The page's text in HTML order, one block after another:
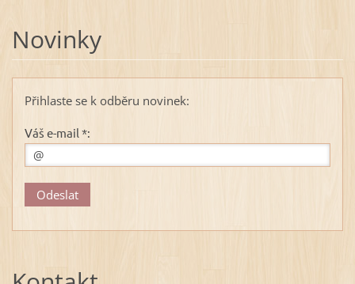
Novinky
Přihlaste se k odběru novinek:
Váš e-mail *: